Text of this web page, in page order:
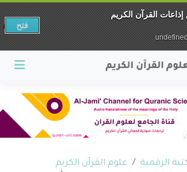
الرقمية
علوم القرآن الكريم
القرآن الكريم
فتح